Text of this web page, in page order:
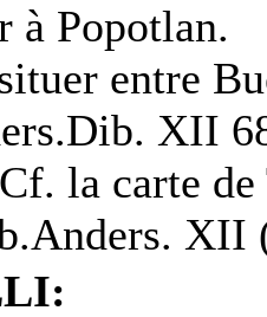
à Popotlan.
entre
XII
la carte
XII